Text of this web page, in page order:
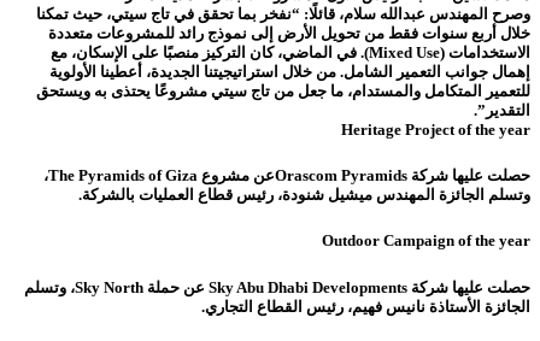
وصرح المهندس عبدالله سلام، قائلًا: “نفخر بما تحقق في تاج سيتي، حيث تمكنا
خلال أربع سنوات فقط من تحويل الأرض إلى نموذج رائد للمشروعات متعددة
الاستخدامات (Mixed Use). في الماضي، كان التركيز منصبًا على الإسكان، مع
إهمال جوانب التعمير الشامل. من خلال استراتيجيتنا الجديدة، أعطينا الأولوية
للتعمير المتكامل والمستدام، ما جعل من تاج سيتي مشروعًا يحتذى به ويستحق
التقدير”.
Heritage Project of the year
حصلت عليها شركة Orascom Pyramidsعن مشروع The Pyramids of Giza،
وتسلم الجائزة المهندس ميشيل شنودة، رئيس قطاع العمليات بالشركة.
Outdoor Campaign of the year
حصلت عليها شركة Sky Abu Dhabi Developments عن حملة Sky North، وتسلم
الجائزة الأستاذة نانيس فهيم، رئيس القطاع التجاري.